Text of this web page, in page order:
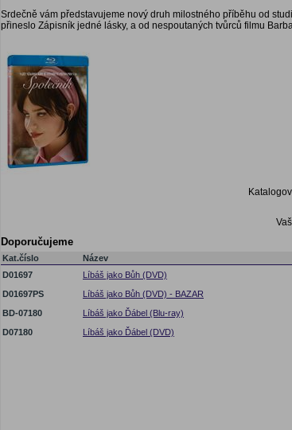
Srdečně vám představujeme nový druh milostného příběhu od
přineslo Zápisník jedné lásky, a od nespoutaných tvůrců filmu
Doporučujeme
Kat.číslo Název
D01697
Líbáš jako Bůh (DVD)
D01697PS
Líbáš jako Bůh (DVD) - BAZAR
BD-07180
Líbáš jako Ďábel (Blu-ray)
D07180
Líbáš jako Ďábel (DVD)